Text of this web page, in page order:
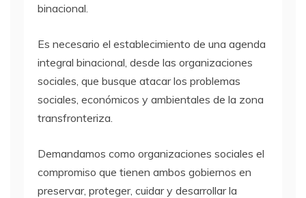
binacional.
Es necesario el establecimiento de una agenda
integral binacional, desde las organizaciones
sociales, que busque atacar los problemas
sociales, económicos y ambientales de la zona
transfronteriza.
Demandamos como organizaciones sociales el
compromiso que tienen ambos gobiernos en
preservar, proteger, cuidar y desarrollar la